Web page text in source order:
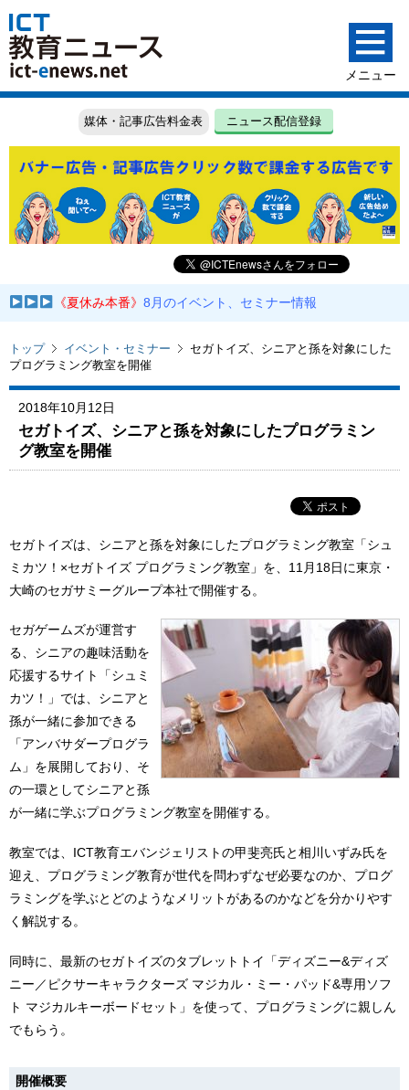
媒体・記事広告料金表 ニュース配信登録
《夏休み本番》8月のイベント、セミナー情報
トップ イベント・セミナー
セガトイズ、シニアと孫を対象にした
プログラミング教室を開催
2018年10月12日
セガトイズ、シニアと孫を対象にしたプログラミン
グ教室を開催
セガトイズは、シニアと孫を対象にしたプログラミング教室「シュ
ミカツ！×セガトイズ プログラミング教室」を、11月18日に東京・
大崎のセガサミーグループ本社で開催する。
セガゲームズが運営す
る、シニアの趣味活動を
応援するサイト「シュミ
カツ！」では、シニアと
孫が一緒に参加できる
「アンバサダープログラ
ム」を展開しており、そ
の一環としてシニアと孫
が一緒に学ぶプログラミング教室を開催する。
教室では、ICT教育エバンジェリストの甲斐亮氏と相川いずみ氏を
迎え、プログラミング教育が世代を問わずなぜ必要なのか、プログ
ラミングを学ぶとどのようなメリットがあるのかなどを分かりやす
く解説する。
同時に、最新のセガトイズのタブレットトイ「ディズニー&ディズ
ニー／ピクサーキャラクターズ マジカル・ミー・パッド&専用ソフ
ト マジカルキーボードセット」を使って、プログラミングに親しん
でもらう。
開催概要